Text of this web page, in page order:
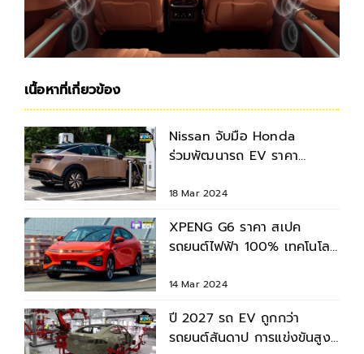
เนื้อหาที่เกี่ยวข้อง
Nissan จับมือ Honda
ร่วมพัฒนารถ EV ราคา
Tesla
18 Mar 2024
XPENG G6 ราคา สเปค
รถยนต์ไฟฟ้า 100% เทคโนโลยี
2024
14 Mar 2024
ปี 2027 รถ EV ถูกกว่า
รถยนต์สันดาป การแข่งขันสูง